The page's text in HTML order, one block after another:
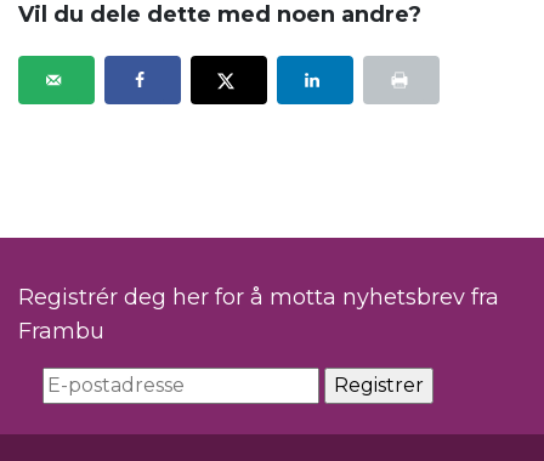
Vil du dele dette med noen andre?
Registrér deg her for å motta nyhetsbrev fra
Frambu